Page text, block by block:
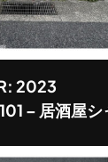
2023
– 居酒屋シ